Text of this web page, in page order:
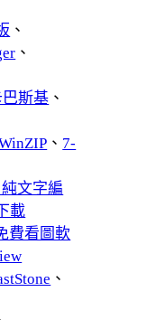
、
、
斯基 、
、 7-
文字編
載
費看圖軟
、